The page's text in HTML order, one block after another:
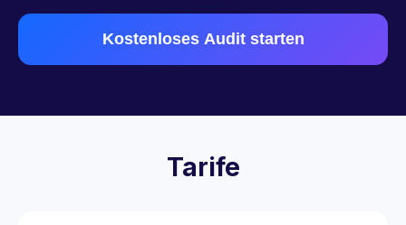
Kostenloses Audit starten
Tarife